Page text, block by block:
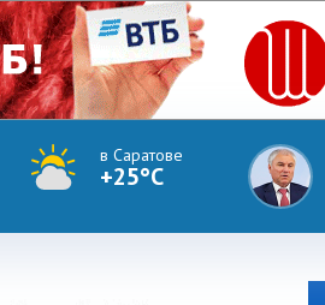
в Саратове
+25°C